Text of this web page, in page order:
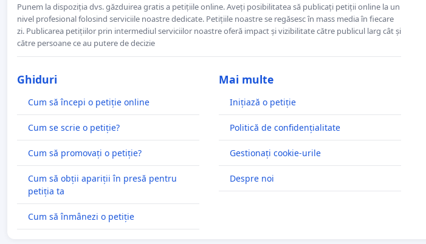
Punem la dispoziția dvs. găzduirea gratis a petițiile online. Aveți posibilitatea să publicați petiții online la un
nivel profesional folosind serviciile noastre dedicate. Petițiile noastre se regăsesc în mass media în fiecare
zi. Publicarea petițiilor prin intermediul serviciilor noastre oferă impact și vizibilitate către publicul larg cât și
către persoane ce au putere de decizie
Ghiduri
Cum să începi o petiție online
Cum se scrie o petiție?
Cum să promovați o petiție?
Cum să obții apariții în presă pentru
petiția ta
Cum să înmânezi o petiție
Mai multe
Inițiază o petiție
Politică de confidențialitate
Gestionați cookie-urile
Despre noi